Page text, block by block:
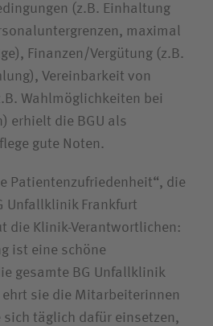
(z.B. Einhaltung
maximal
Finanzen/Vergütung (z.B.
Vereinbarkeit von
Wahlmöglichkeiten bei
erhielt die BGU als
gute Noten.
Patientenzufriedenheit“, die
Unfallklinik Frankfurt
die Klinik-Verantwortlichen:
ist eine schöne
gesamte BG Unfallklinik
ehrt sie die Mitarbeiterinnen
täglich dafür einsetzen,